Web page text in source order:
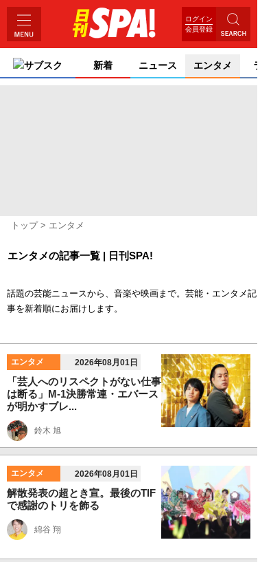
ログイン
会員登録
サブスク 新着 ニュース エンタメ
トップ エンタメ
エンタメの記事一覧 | 日刊SPA!
話題の芸能ニュースから、音楽や映画まで。芸能・エンタメ記
事を新着順にお届けします。
エンタメ 2026年08月01日
「芸人へのリスペクトがない仕事
は断る」M-1決勝常連・エバース
が明かすブレ...
鈴木 旭
エンタメ 2026年08月01日
解散発表の超とき宣。最後のTIF
で感謝のトリを飾る
綿谷 翔